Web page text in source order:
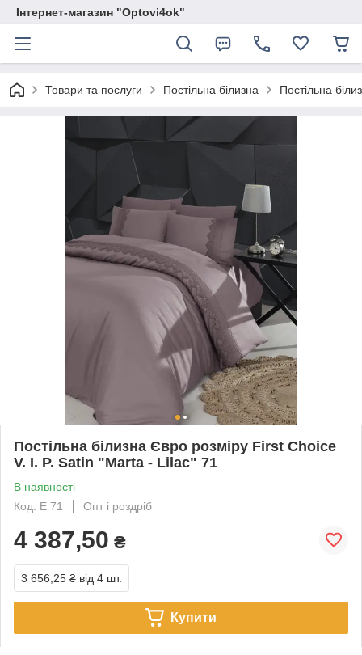
Інтернет-магазин "Optovi4ok"
Товари та послуги Постільна білизна Постільна
Постільна білизна Євро розміру First Choice
V. I. P. Satin "Marta - Lilac" 71
В наявності
Код: Е 71
Опт і роздріб
4 387,50 ₴
3 656,25 ₴ від 4 шт.
Купити